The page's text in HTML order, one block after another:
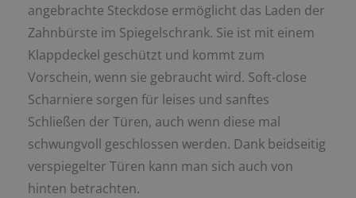
angebrachte Steckdose ermöglicht das Laden der
Zahnbürste im Spiegelschrank. Sie ist mit einem
Klappdeckel geschützt und kommt zum
Vorschein, wenn sie gebraucht wird. Soft-close
Scharniere sorgen für leises und sanftes
Schließen der Türen, auch wenn diese mal
schwungvoll geschlossen werden. Dank beidseitig
verspiegelter Türen kann man sich auch von
hinten betrachten.